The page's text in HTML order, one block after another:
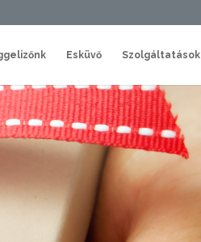
Esküvő Szolgáltatások